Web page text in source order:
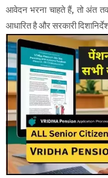
आवेदन भरना चाहते हैं, तो अंत
आधारित है और सरकारी